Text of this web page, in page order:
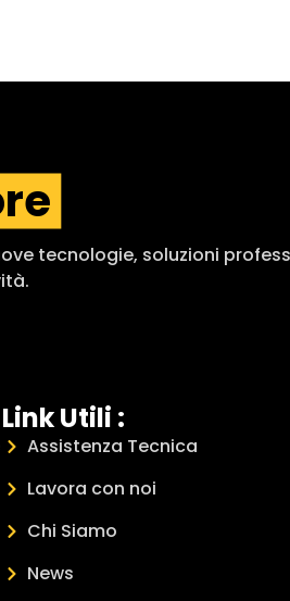
tecnologie, soluzioni
Link Utili :
Assistenza Tecnica
Lavora con noi
Chi Siamo
News